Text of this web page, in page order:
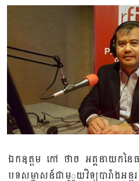
ឯកឧត្តម កៅ ថាច អគ្គនាយកនៃ
បទសម្ភាសន៍ជាមួួយវិទ្យុបារាំងអន្តរ